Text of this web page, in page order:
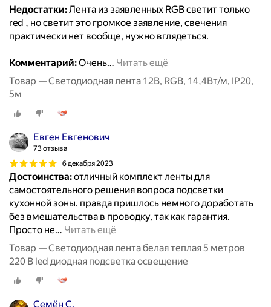
Недостатки:Лента из заявленных RGB светит только
red , но светит это громкое заявление, свечения
практически нет вообще, нужно вглядеться.
Комментарий:Очень… Читать ещё
Товар — Светодиодная лента 12В, RGB, 14,4Вт/м, IP20,
5м
Евген Евгенович
73 отзыва
6 декабря 2023
Достоинства:отличный комплект ленты для
самостоятельного решения вопроса подсветки
кухонной зоны. правда пришлось немного доработать
без вмешательства в проводку, так как гарантия.
Просто не… Читать ещё
Товар — Светодиодная лента белая теплая 5 метров
220 В led диодная подсветка освещение
Семён С.